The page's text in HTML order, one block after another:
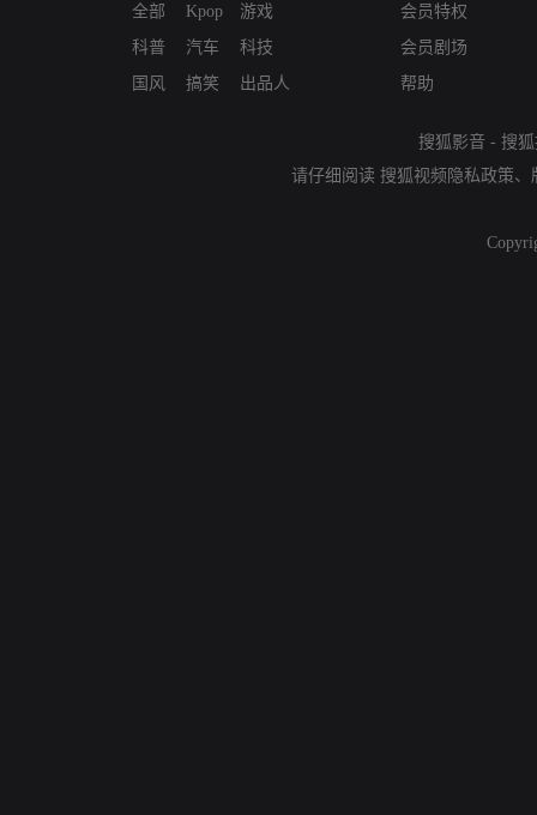
全部
科普
国风
Kpop
汽车
搞笑
游戏
科技
出品人
会员特权
会员剧场
帮助
搜狐影音 - 搜
请仔细阅读 搜狐视频隐私政策、